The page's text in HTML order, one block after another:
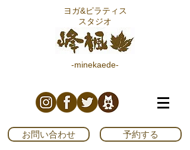
ヨガ&ピラティス
スタジオ
-minekaede-
お問い合わせ 予約する